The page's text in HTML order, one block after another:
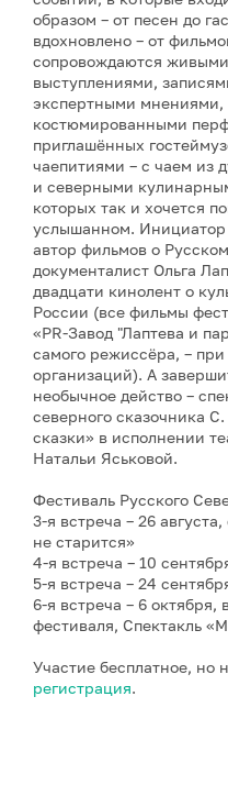
образом – от песен до
вдохновлено – от
сопровождаются
выступлениями,
экспертными мнениями,
костюмированными
приглашённых
чаепитиями – с чаем из
и северными
которых так и хочется
услышанном. Инициатор
автор фильмов о
документалист Ольга
двадцати кинолент о
России (все фильмы
«PR-Завод "Лаптева и
самого режиссёра, –
организаций). А
необычное действо –
северного сказочника
сказки» в исполнении
Натальи Яськовой.
Фестиваль Русского
3-я встреча – 26
не старится»
4-я встреча – 10
5-я встреча – 24
6-я встреча – 6
фестиваля, Спектакль
Участие бесплатное, но
регистрация.